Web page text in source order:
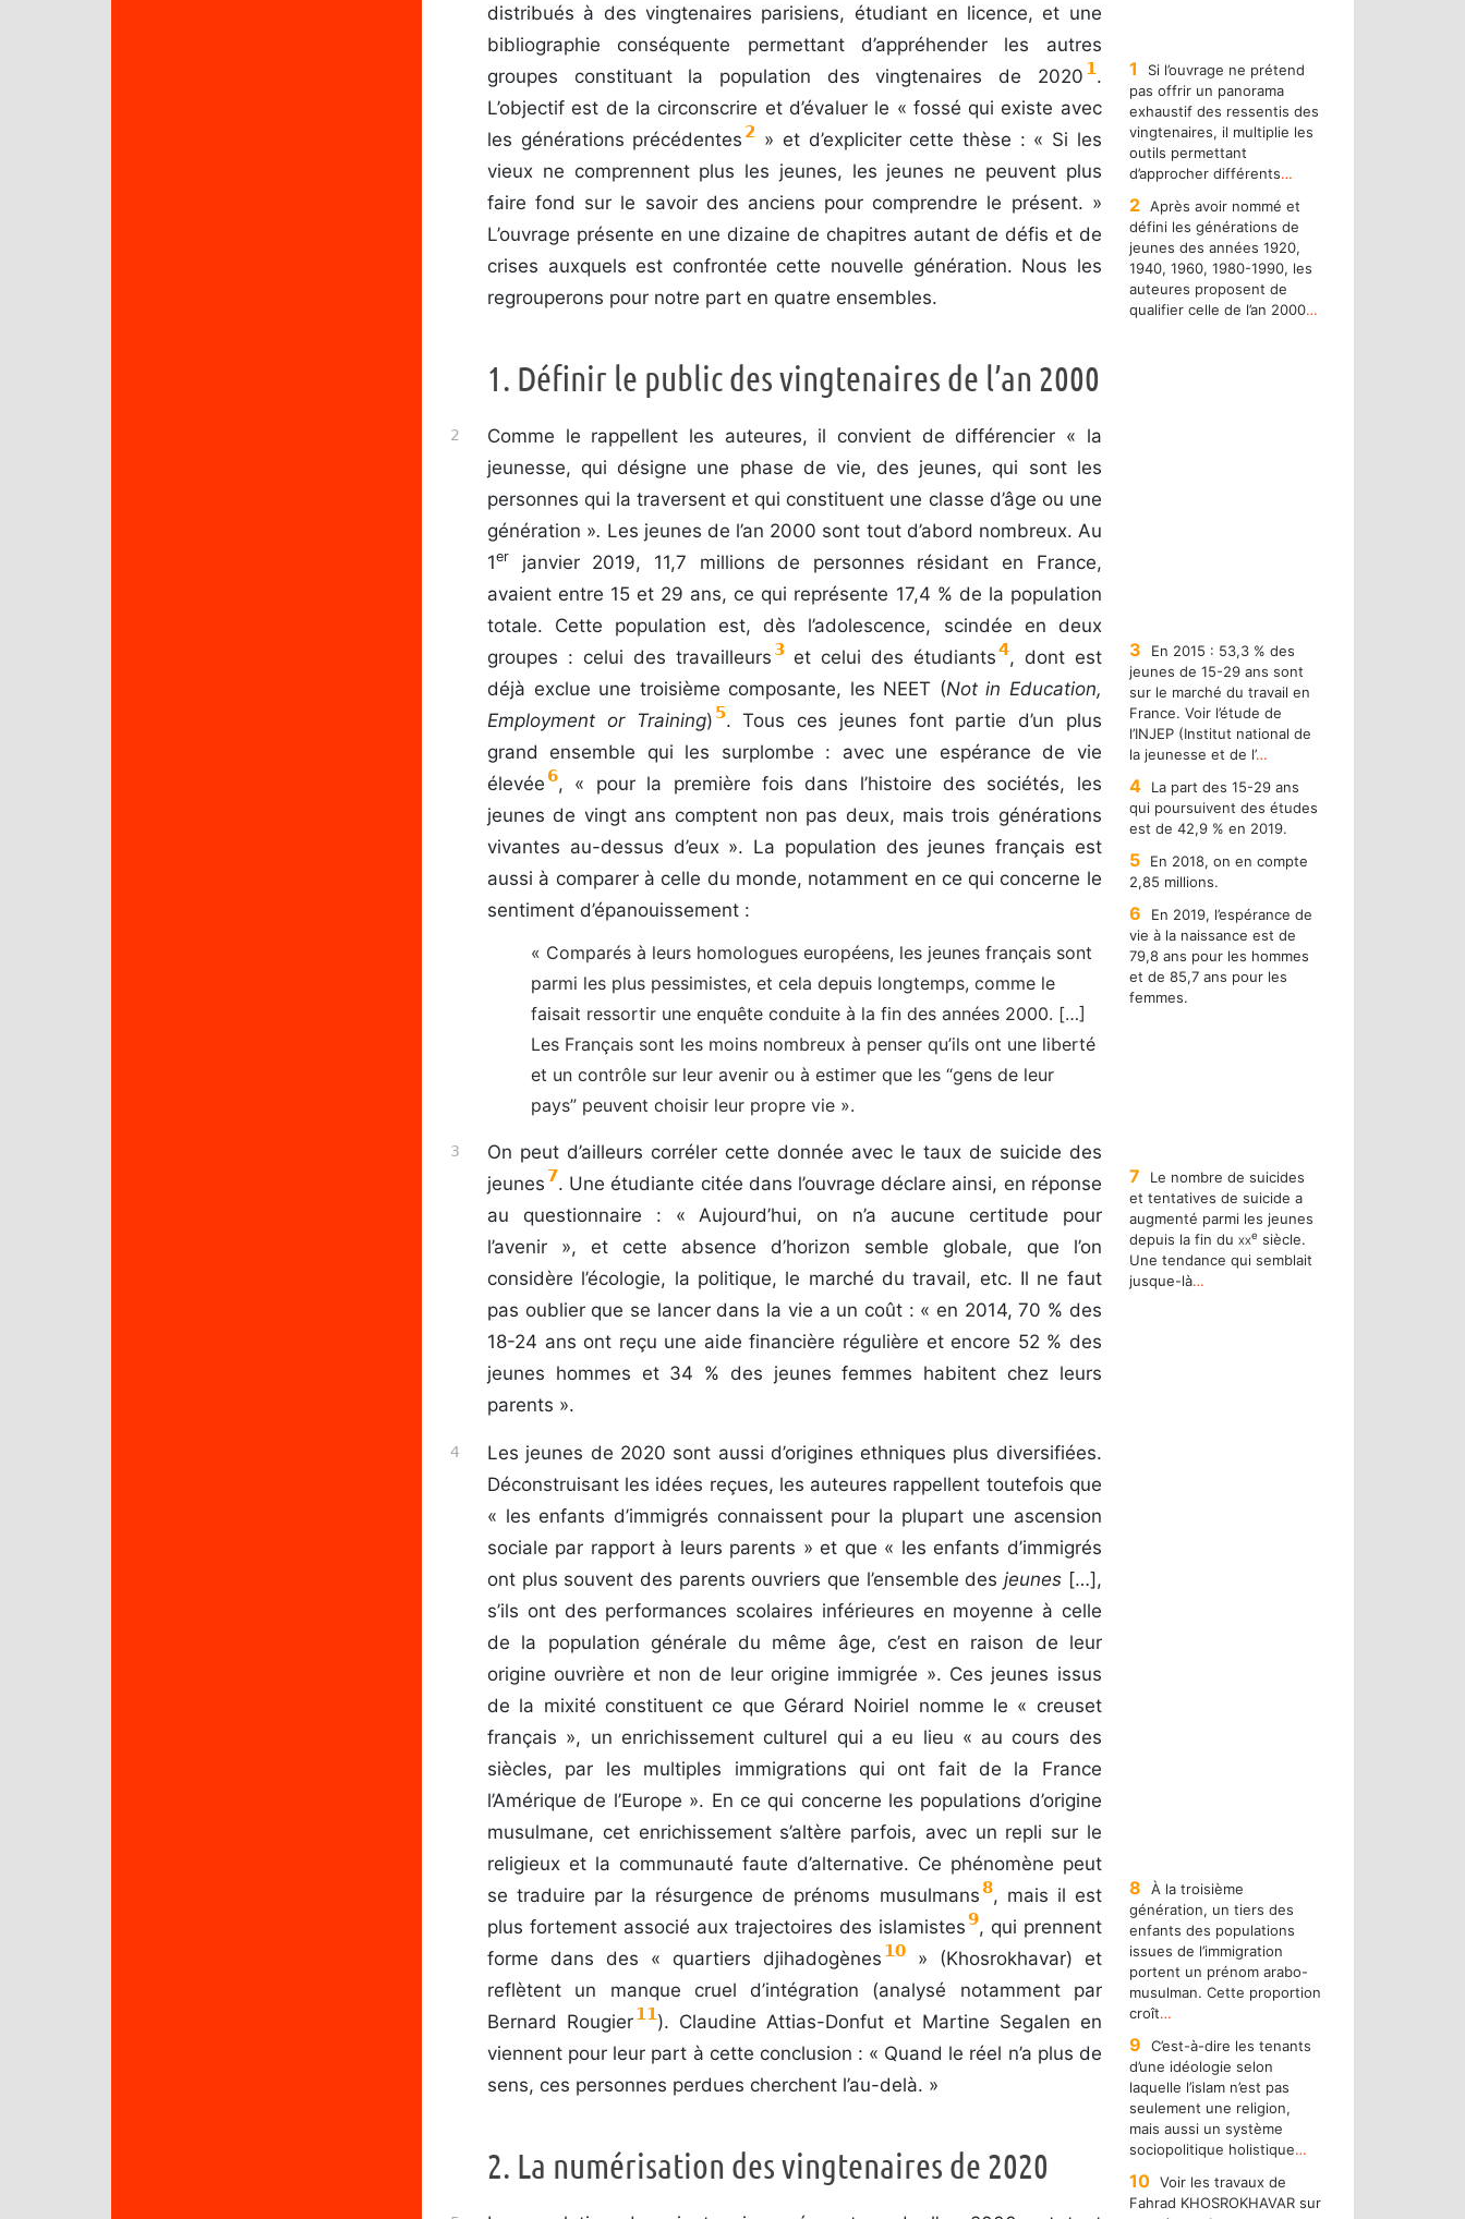
distribués à des vingtenaires parisiens, étudiant en licence, et une
bibliographie conséquente permettant d’appréhender les autres
groupes constituant la population des vingtenaires de 2020 1.
L’objectif est de la circonscrire et d’évaluer le « fossé qui existe avec
les générations précédentes 2 » et d’expliciter cette thèse : « Si les
vieux ne comprennent plus les jeunes, les jeunes ne peuvent plus
faire fond sur le savoir des anciens pour comprendre le présent. »
L’ouvrage présente en une dizaine de chapitres autant de défis et de
crises auxquels est confrontée cette nouvelle génération. Nous les
regrouperons pour notre part en quatre ensembles.
1. Définir le public des vingtenaires de l’an 2000
Comme le rappellent les auteures, il convient de différencier « la
jeunesse, qui désigne une phase de vie, des jeunes, qui sont les
personnes qui la traversent et qui constituent une classe d’âge ou une
génération ». Les jeunes de l’an 2000 sont tout d’abord nombreux. Au
1er
janvier 2019, 11,7 millions de personnes résidant en France,
avaient entre 15 et 29 ans, ce qui représente 17,4 % de la population
totale. Cette population est, dès l’adolescence, scindée en deux
groupes : celui des travailleurs 3et celui des étudiants4, dont est
déjà exclue une troisième composante, les NEET (Not in Education,
Employment or Training) 5. Tous ces jeunes font partie d’un plus
grand ensemble qui les surplombe : avec une espérance de vie
élevée 6, « pour la première fois dans l’histoire des sociétés, les
jeunes de vingt ans comptent non pas deux, mais trois générations
vivantes au-dessus d’eux ». La population des jeunes français est
aussi à comparer à celle du monde, notamment en ce qui concerne le
sentiment d’épanouissement :
« Comparés à leurs homologues européens, les jeunes français sont
parmi les plus pessimistes, et cela depuis longtemps, comme le
faisait ressortir une enquête conduite à la fin des années 2000. […]
Les Français sont les moins nombreux à penser qu’ils ont une liberté
et un contrôle sur leur avenir ou à estimer que les “gens de leur
pays” peuvent choisir leur propre vie ».
On peut d’ailleurs corréler cette donnée avec le taux de suicide des
jeunes 7. Une étudiante citée dans l’ouvrage déclare ainsi, en réponse
au questionnaire : « Aujourd’hui, on n’a aucune certitude pour
l’avenir
», et cette absence d’horizon semble globale, que l’on
considère l’écologie, la politique, le marché du travail, etc. Il ne faut
pas oublier que se lancer dans la vie a un coût : « en 2014, 70 % des
18-24 ans ont reçu une aide financière régulière et encore 52 % des
jeunes hommes et 34 % des jeunes femmes habitent chez leurs
parents ».
Les jeunes de 2020 sont aussi d’origines ethniques plus diversifiées.
Déconstruisant les idées reçues, les auteures rappellent toutefois que
« les enfants d’immigrés connaissent pour la plupart une ascension
sociale par rapport à leurs parents » et que « les enfants d’immigrés
ont plus souvent des parents ouvriers que l’ensemble desjeunes […],
s’ils ont des performances scolaires inférieures en moyenne à celle
de la population générale du même âge, c’est en raison de leur
origine ouvrière et non de leur origine immigrée ». Ces jeunes issus
de la mixité constituent ce que Gérard Noiriel nomme le « creuset
français », un enrichissement culturel qui a eu lieu « au cours des
siècles, par les multiples immigrations qui ont fait de la France
l’Amérique de l’Europe ». En ce qui concerne les populations d’origine
musulmane, cet enrichissement s’altère parfois, avec un repli sur le
religieux et la communauté faute d’alternative. Ce phénomène peut
se traduire par la résurgence de prénoms musulmans 8, mais il est
plus fortement associé aux trajectoires des islamistes9, qui prennent
forme dans des « quartiers djihadogènes 10» (Khosrokhavar) et
reflètent un manque cruel d’intégration (analysé notamment par
Bernard Rougier11). Claudine Attias-Donfut et Martine Segalen en
viennent pour leur part à cette conclusion : « Quand le réel n’a plus de
sens, ces personnes perdues cherchent l’au-delà. »
2. La numérisation des vingtenaires de 2020
1
Si l’ouvrage ne prétend
pas offrir un panorama
exhaustif des ressentis des
vingtenaires, il multiplie les
outils permettant
d’approcher différents…
2 Après avoir nommé et
défini les générations de
jeunes des années 1920,
1940, 1960, 1980-1990, les
auteures proposent de
qualifier celle de l’an 2000…
3
En 2015 : 53,3 % des
jeunes de 15-29 ans sont
sur le marché du travail en
France. Voir l’étude de
l’INJEP (Institut national de
la jeunesse et de l’…
4
La part des 15-29 ans
qui poursuivent des études
est de 42,9 % en 2019.
5
En 2018, on en compte
2,85 millions.
6
En 2019, l’espérance de
vie à la naissance est de
79,8 ans pour les hommes
et de 85,7 ans pour les
femmes.
7
Le nombre de suicides
et tentatives de suicide a
augmenté parmi les jeunes
depuis la fin du xxe siècle.
Une tendance qui semblait
jusque-là…
8
À la troisième
génération, un tiers des
enfants des populations
issues de l’immigration
portent un prénom arabo-
musulman. Cette proportion
croît…
9
C’est-à-dire les tenants
d’une idéologie selon
laquelle l’islam n’est pas
seulement une religion,
mais aussi un système
sociopolitique holistique…
10 Voir les travaux de
Fahrad KHOSROKHAVAR sur